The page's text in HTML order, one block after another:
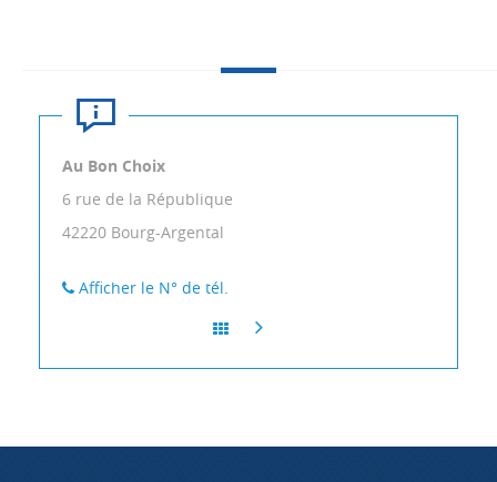
Au Bon Choix
6 rue de la République
42220 Bourg-Argental
Afficher le N° de tél.